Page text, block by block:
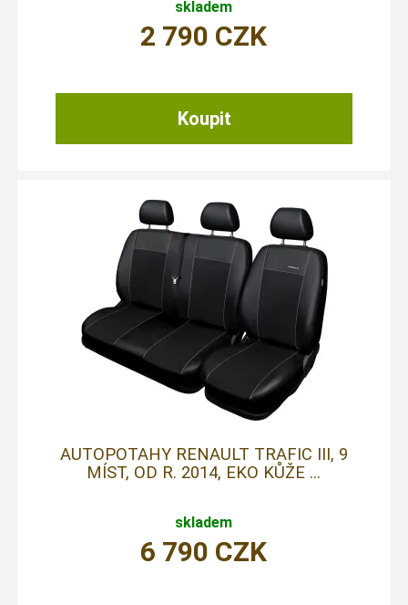
skladem
2 790 CZK
AUTOPOTAHY RENAULT TRAFIC III, 9
MÍST, OD R. 2014, EKO KŮŽE ...
skladem
6 790 CZK